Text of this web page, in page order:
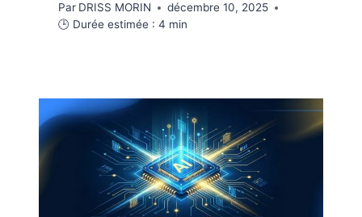
Par DRISS MORIN
décembre 10, 2025
🕒 Durée estimée : 4 min